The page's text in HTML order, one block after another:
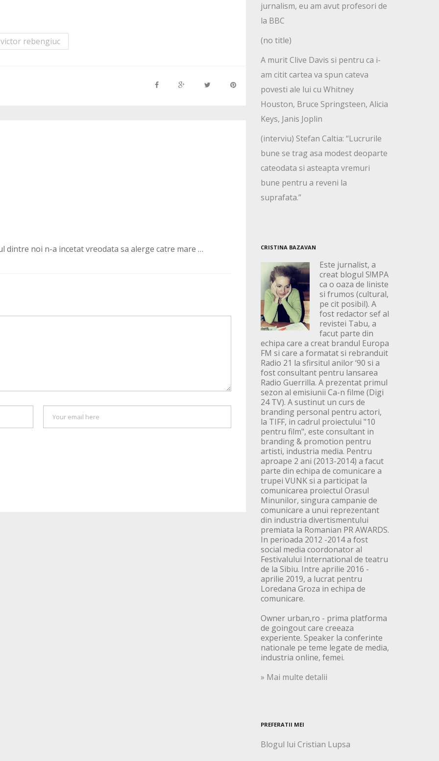
victor rebengiuc
dintre noi n-a incetat vreodata sa alerge catre mare …
jurnalism, eu am avut profesori de
la BBC
(no title)
A murit Clive Davis si pentru ca i-
am citit cartea va spun cateva
povesti ale lui cu Whitney
Houston, Bruce Springsteen, Alicia
Keys, Janis Joplin
(interviu) Stefan Caltia: “Lucrurile
bune se trag asa modest deoparte
cateodata si asteapta vremuri
bune pentru a reveni la
suprafata.”
CRISTINA BAZAVAN
Este jurnalist, a
creat blogul S!MPA
ca o oaza de liniste
si frumos (cultural,
pe cit posibil). A
fost redactor sef al
revistei Tabu, a
facut parte din
echipa care a creat brandul Europa
FM si care a formatat si rebranduit
Radio 21 la sfirsitul anilor ‘90 si a
fost consultant pentru lansarea
Radio Guerrilla. A prezentat primul
sezon al emisiunii Ca-n filme (Digi
24 TV). A sustinut un curs de
branding personal pentru actori,
la TIFF, in cadrul proiectului "10
pentru film", este consultant in
branding & promotion pentru
artisti, industria media. Pentru
aproape 2 ani (2013-2014) a facut
parte din echipa de comunicare a
trupei VUNK si a participat la
comunicarea proiectul Orasul
Minunilor, singura campanie de
comunicare a unui reprezentant
din industria divertismentului
premiata la Romanian PR AWARDS.
In perioada 2012 -2014 a fost
social media coordonator al
Festivalului International de teatru
de la Sibiu. Intre aprilie 2016 -
aprilie 2019, a lucrat pentru
Loredana Groza in echipa de
comunicare.
Owner urban,ro - prima platforma
de goingout care creeaza
experiente. Speaker la conferinte
nationale pe teme legate de media,
industria online, femei.
» Mai multe detalii
PREFERATII MEI
Blogul lui Cristian Lupsa